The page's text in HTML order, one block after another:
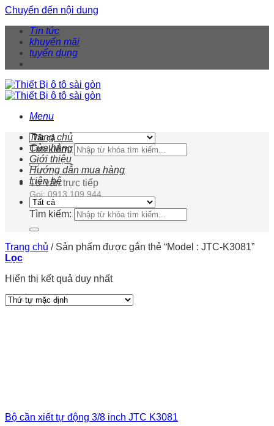
Chuyển đến nội dung
Tin tức
khuyến mãi
tuyển dụng
Menu
Tìm kiếm:
Tư vấn trực tiếp
Gọi: 0913 109 944
Trang chủ
Cửa hàng
Giới thiệu
Hướng dẫn mua hàng
Liên hệ
Tìm kiếm:
Trang chủ /Sản phẩm được gắn thẻ “Model : JTC-K3081”
Lọc
Hiển thị kết quả duy nhất
Bộ cần xiết tự động 3/8 inch JTC K3081